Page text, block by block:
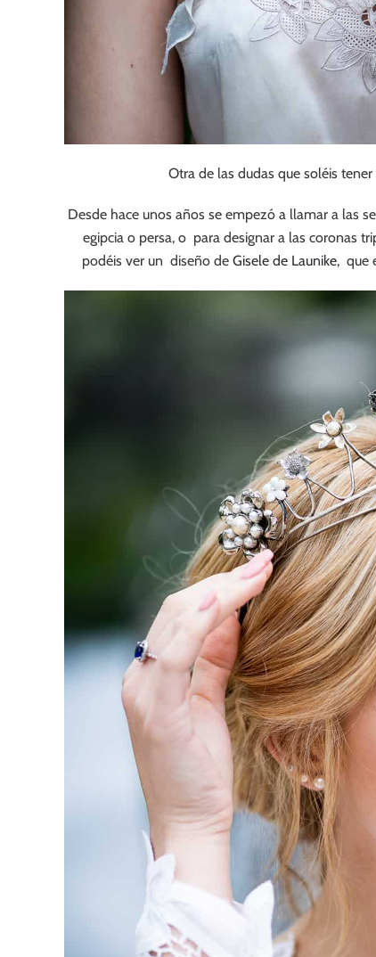
Otra de las dudas que soléis
Desde hace unos años se empezó a llamar a las
egipcia o persa, o para designar a las coronas
podéis ver un diseño deGisele de Launike, que